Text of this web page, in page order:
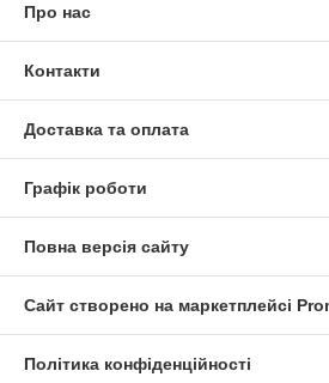
Про нас
Контакти
Доставка та оплата
Графік роботи
Повна версія сайту
Сайт створено на маркетплейсі
Політика конфіденційності